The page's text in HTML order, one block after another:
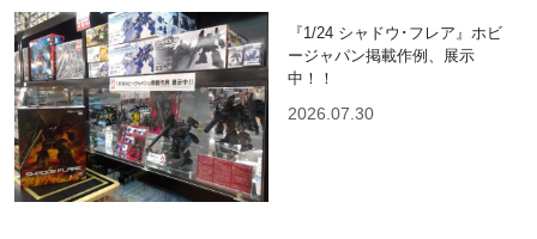
『1/24 シャドウ･フレア』ホビ
ージャパン掲載作例、展示
中！！
2026.07.30